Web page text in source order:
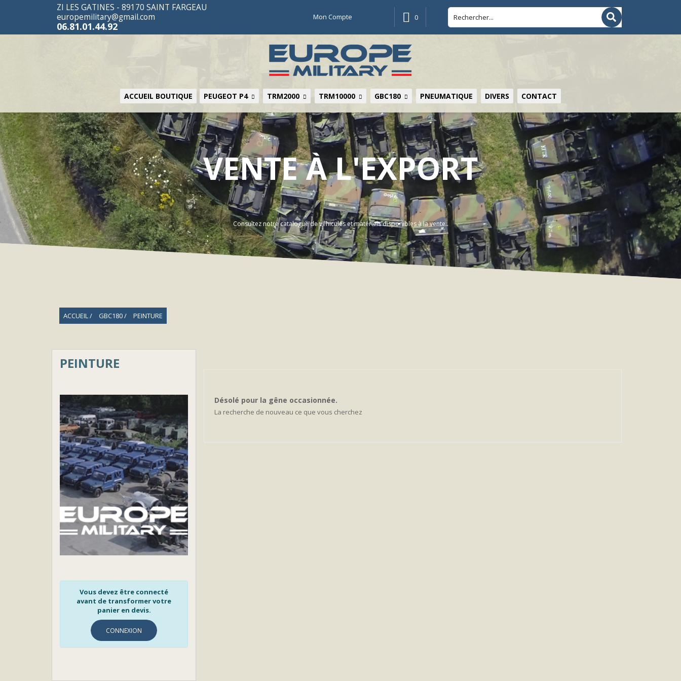
ZI LES GATINES - 89170 SAINT FARGEAU
europemilitary@gmail.com
06.81.01.44.92
Mon Compte 0
ACCUEIL BOUTIQUE PEUGEOT P4 TRM2000 TRM10000 GBC180 PNEUMATIQUE DIVERS CONTACT
VENTE À L'EXPORT
Consultez notre catalogue de véhicules et matériels disponibles à la vente..
ACCUEIL GBC180 PEINTURE
PEINTURE
Vous devez être connecté
avant de transformer votre
panier en devis.
CONNEXION
Désolé pour la gêne occasionnée.
La recherche de nouveau ce que vous cherchez